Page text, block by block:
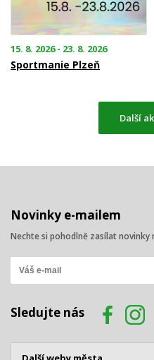
15. 8. 2026 - 23. 8. 2026
Sportmanie Plzeň
Další
Novinky e-mailem
Nechte si pohodlně zasílat novinky
Sledujte nás